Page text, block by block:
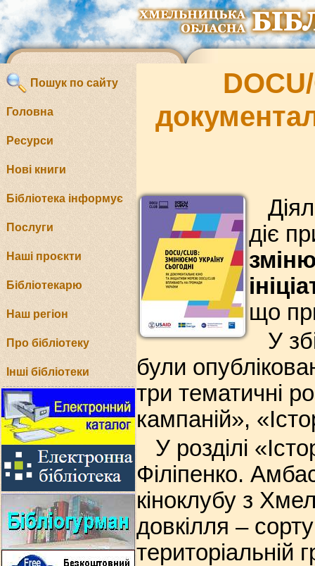
Пошук по сайту
Головна
Ресурси
Нові книги
Бібліотека інформує
Послуги
Наші проєкти
Бібліотекарю
Наш регіон
Про бібліотеку
Інші бібліотеки
діє
що
У
були
три тематичні
кампаній»,
У розділі
Філіпенко.
кіноклубу з
довкілля –
територіальній